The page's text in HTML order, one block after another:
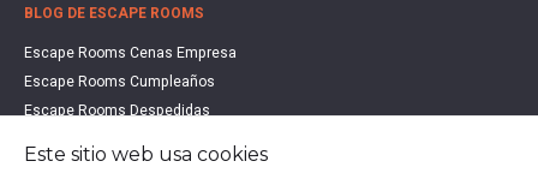
BLOG DE ESCAPE ROOMS
Escape Rooms Cenas Empresa
Escape Rooms Cumpleaños
Escape Rooms Despedidas
Escape Rooms Familias
Este sitio web usa cookies